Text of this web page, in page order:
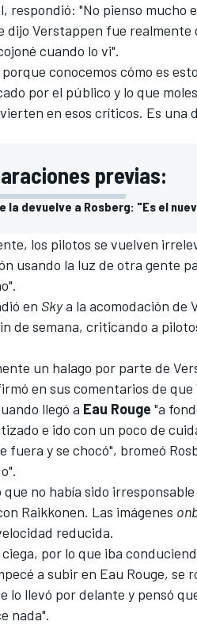
respondió: "No pienso mucho
dijo Verstappen fue realmente
cuando lo vi".
conocemos cómo es
por el público y lo que
en esos críticos. Es una
previas:
la devuelve a Rosberg: "Es el
los pilotos se vuelven
usando la luz de otra gente
en Skya la acomodación de
de semana, criticando a
un halago por parte de
en sus comentarios de
llegó a Eau Rouge "a
e ido con un poco de
fuera y se chocó", bromeó
no había sido
Raikkonen. Las imágenes
reducida.
por lo que iba
a subir en Eau Rouge, se
lo llevó por delante y pensó
nada".